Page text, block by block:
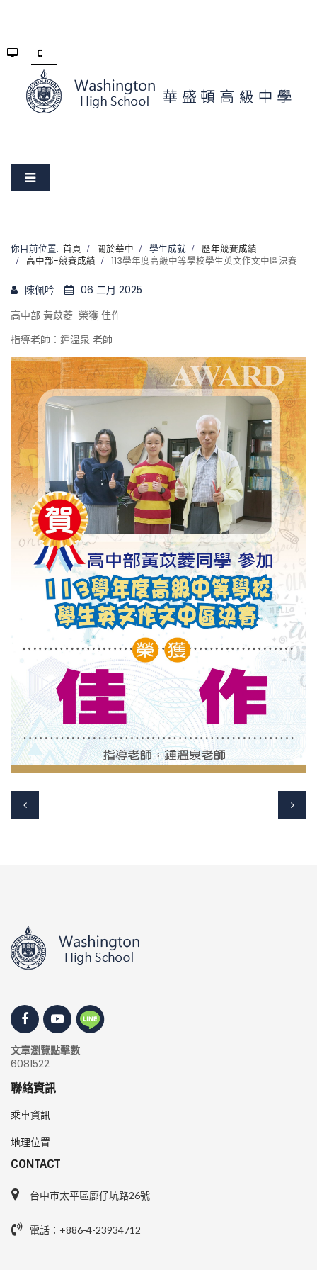
你目前位置: 首頁 關於華中 學生成就
歷年競賽成績
高中部-競賽成績
113學年度高級中等學校學生英文作文中區決賽
陳佩吟
06 二月 2025
高中部 黃苡菱 榮獲 佳作
指導老師：鍾溫泉 老師
文章瀏覽點擊數
6081522
聯絡資訊
乘車資訊
地理位置
CONTACT
台中市太平區廍仔坑路26號
電話：+886-4-23934712